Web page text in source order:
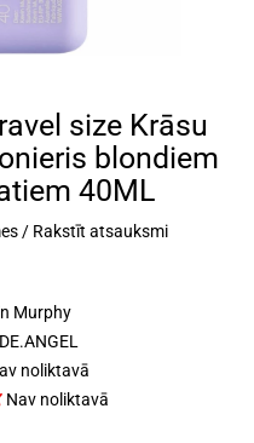
size Krāsu
blondiem
40ML
/ Rakstīt atsauksmi
Murphy
noliktavā
Nav noliktavā